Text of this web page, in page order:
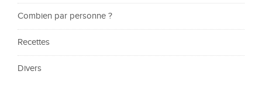
Combien par personne ?
Recettes
Divers